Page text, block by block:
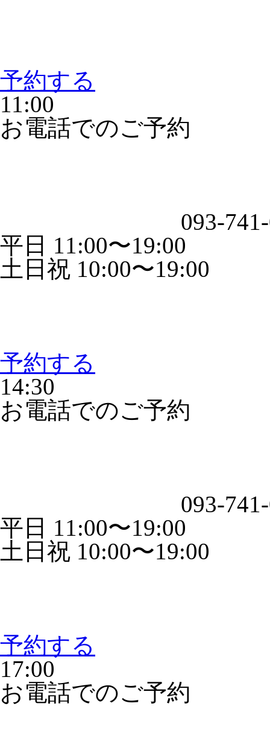
予約する
11:00
お電話でのご予約
093-
平日 11:00〜19:00
土日祝 10:00〜19:00
予約する
14:30
お電話でのご予約
093-
平日 11:00〜19:00
土日祝 10:00〜19:00
予約する
17:00
お電話でのご予約